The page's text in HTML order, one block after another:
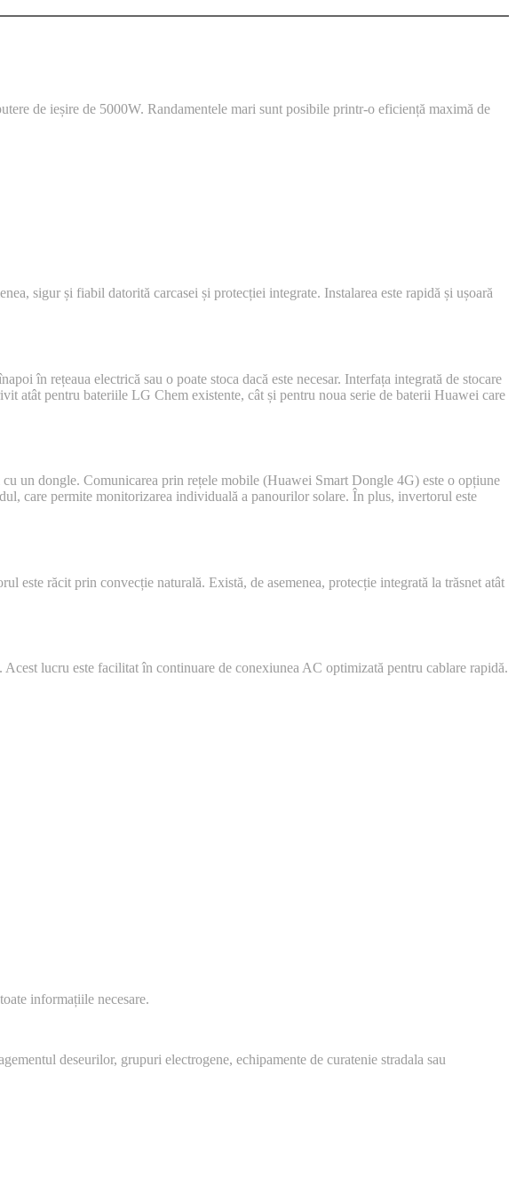
de ieșire de 5000W. Randamentele mari sunt posibile printr-o eficiență maximă de
sigur și fiabil datorită carcasei și protecției integrate. Instalarea este rapidă și ușoară
în rețeaua electrică sau o poate stoca dacă este necesar. Interfața integrată de stocare
atât pentru bateriile LG Chem existente, cât și pentru noua serie de baterii Huawei care
un dongle. Comunicarea prin rețele mobile (Huawei Smart Dongle 4G) este o opțiune
care permite monitorizarea individuală a panourilor solare. În plus, invertorul este
răcit prin convecție naturală. Există, de asemenea, protecție integrată la trăsnet atât
lucru este facilitat în continuare de conexiunea AC optimizată pentru cablare rapidă.
informațiile necesare.
deseurilor, grupuri electrogene, echipamente de curatenie stradala sau